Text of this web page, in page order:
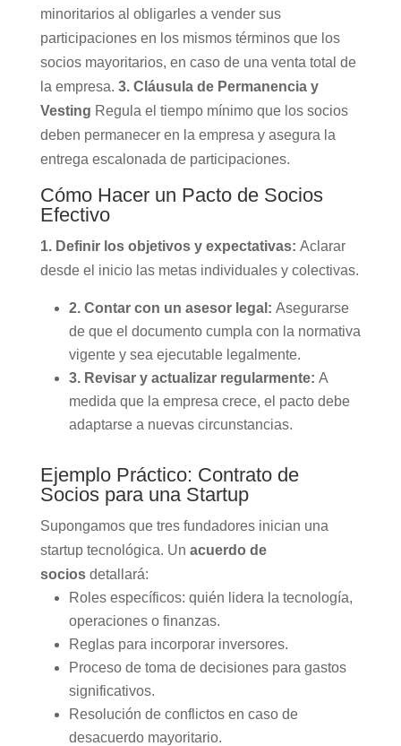
minoritarios al obligarles a vender sus
participaciones en los mismos términos que los
socios mayoritarios, en caso de una venta total de
la empresa. 3. Cláusula de Permanencia y
Vesting Regula el tiempo mínimo que los socios
deben permanecer en la empresa y asegura la
entrega escalonada de participaciones.
Cómo Hacer un Pacto de Socios
Efectivo
1. Definir los objetivos y expectativas: Aclarar
desde el inicio las metas individuales y colectivas.
2. Contar con un asesor legal: Asegurarse
de que el documento cumpla con la normativa
vigente y sea ejecutable legalmente.
3. Revisar y actualizar regularmente: A
medida que la empresa crece, el pacto debe
adaptarse a nuevas circunstancias.
Ejemplo Práctico: Contrato de
Socios para una Startup
Supongamos que tres fundadores inician una
startup tecnológica. Un acuerdo de
sociosdetallará:
Roles específicos: quién lidera la tecnología,
operaciones o finanzas.
Reglas para incorporar inversores.
Proceso de toma de decisiones para gastos
significativos.
Resolución de conflictos en caso de
desacuerdo mayoritario.